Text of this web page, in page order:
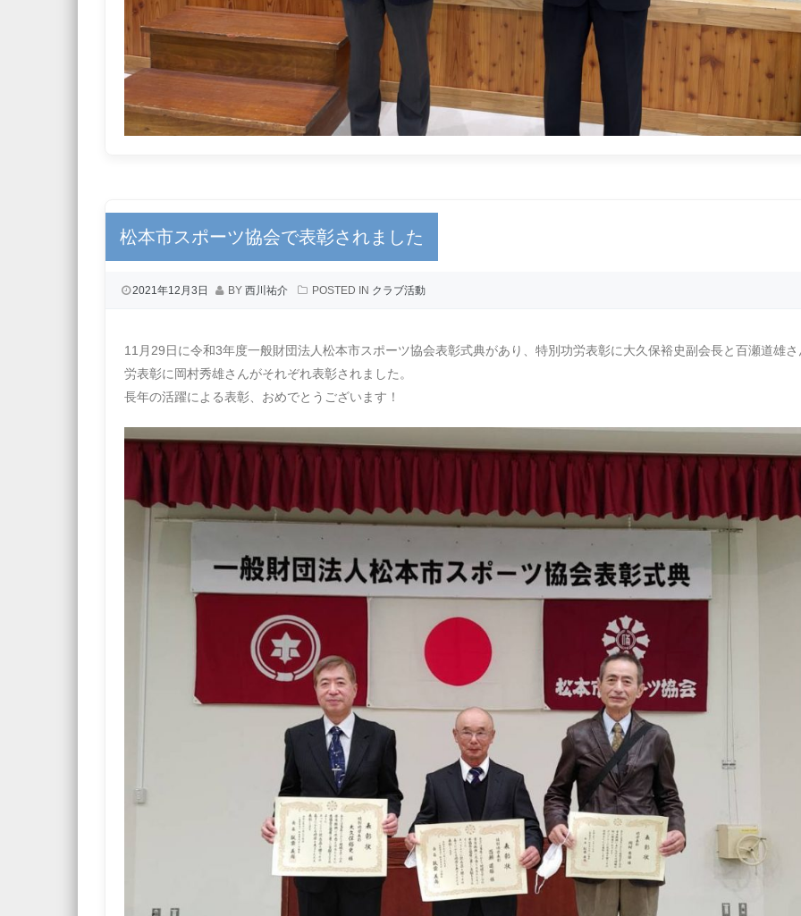
松本市スポーツ協会で表彰されました
2021年12月3日 BY 西川祐介 POSTED IN クラブ活動
11月29日に令和3年度一般財団法人松本市スポーツ協会表彰式典があり、特別功労表彰に大久保裕史副会長と百瀬道雄
労表彰に岡村秀雄さんがそれぞれ表彰されました。
長年の活躍による表彰、おめでとうございます！